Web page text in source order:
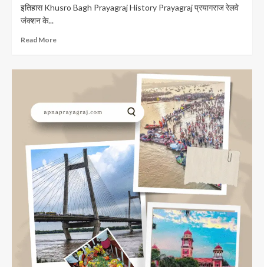
इतिहास Khusro Bagh Prayagraj History Prayagraj प्रयागराज रेलवे
जंक्शन के...
Read MoreRead
Khusro
खुसरो
बाग
प्रयागराज
इतिहास;घूमने
की
जगह